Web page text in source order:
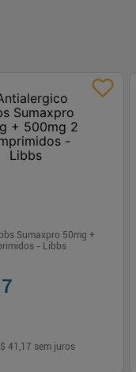
Sumaxpro 50mg +
- Libbs
41,17 sem juros